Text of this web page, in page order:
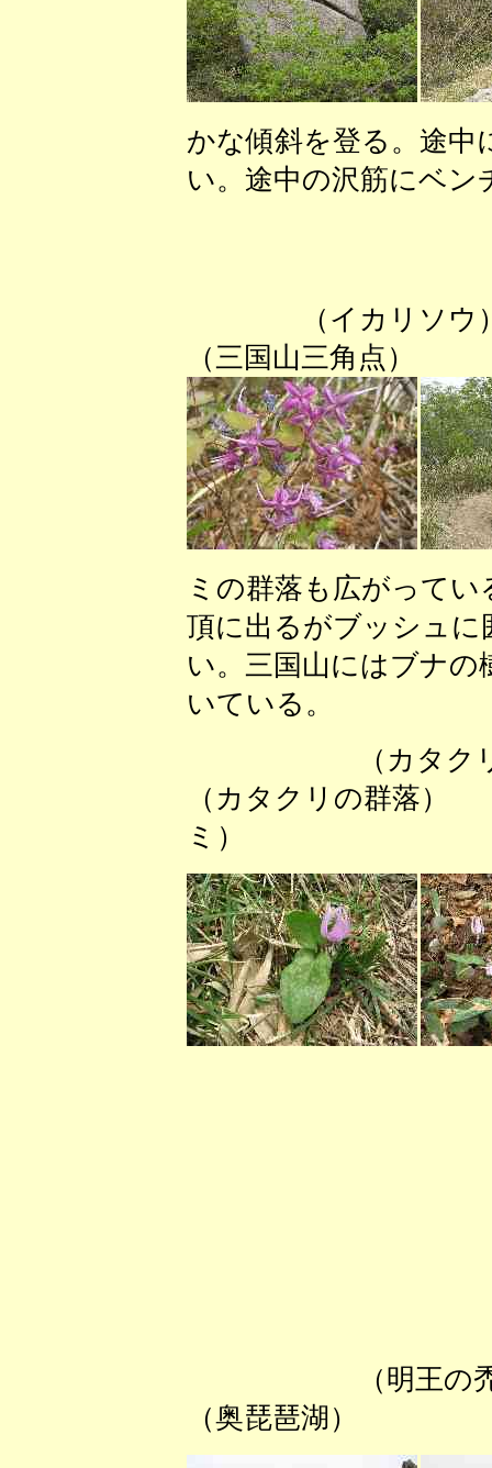
かな傾斜を登る。途中
い。途中の沢筋にベ
（イカ
（三国山三角点）
ミの群落も広がって
頂に出るがブッシュ
い。三国山にはブナの
いている。
（カ
（カタクリ
ミ）
（明
（奥琵琶湖